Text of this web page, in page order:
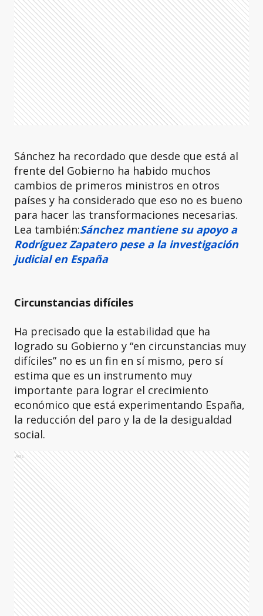
Sánchez ha recordado que desde que está al
frente del Gobierno ha habido muchos
cambios de primeros ministros en otros
países y ha considerado que eso no es bueno
para hacer las transformaciones necesarias.
Lea también:Sánchez mantiene su apoyo a
Rodríguez Zapatero pese a la investigación
judicial en España
Circunstancias difíciles
Ha precisado que la estabilidad que ha
logrado su Gobierno y “en circunstancias muy
difíciles” no es un fin en sí mismo, pero sí
estima que es un instrumento muy
importante para lograr el crecimiento
económico que está experimentando España,
la reducción del paro y la de la desigualdad
social.
Ads